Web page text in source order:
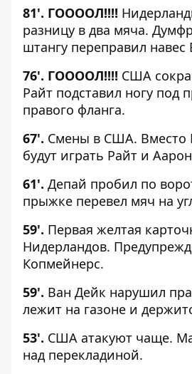
81'. ГООООЛ!!!!
разницу в два мяча.
штангу переправил навес
76'. ГООООЛ!!!! США
Райт подставил ногу под
правого фланга.
67'. Смены в США. Вместо
будут играть Райт и
61'. Депай пробил по
прыжке перевел мяч на
59'. Первая желтая
Нидерландов.
Копмейнерс.
59'. Ван Дейк нарушил
лежит на газоне и
53'. США атакуют чаще.
над перекладиной.